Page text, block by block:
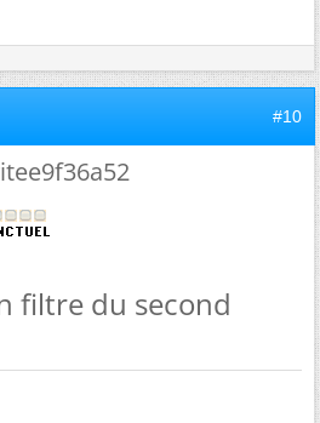
#10
filtre du second